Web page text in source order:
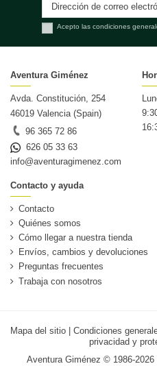
Acepto las condiciones
Aventura Giménez
Avda. Constitución, 254
46019 Valencia (Spain)
96 365 72 86
626 05 33 63
info@aventuragimenez.com
Contacto y ayuda
Contacto
Quiénes somos
Cómo llegar a nuestra tienda
Envíos, cambios y devoluciones
Preguntas frecuentes
Trabaja con nosotros
Mapa del sitio Condiciones
privacidad y
Aventura Giménez © 1986-